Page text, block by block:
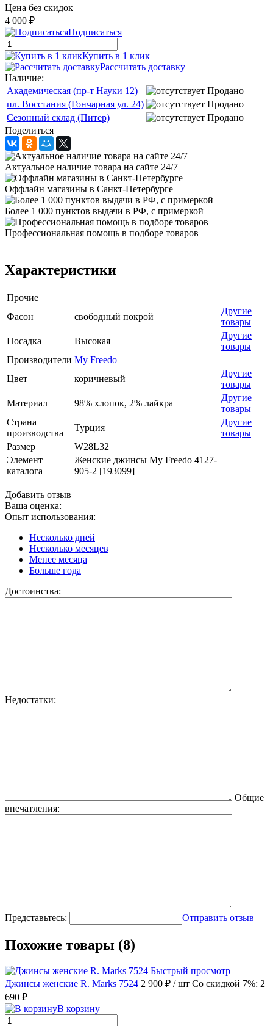
Цена без скидок
4 000 ₽
Подписаться
Купить в 1 клик
Рассчитать доставку
Наличие:
Академическая (пр-т Науки 12)
Продано
пл. Восстания (Гончарная ул. 24)
Продано
Сезонный склад (Питер)
Продано
Поделиться
Актуальное наличие товара на сайте 24/7
Оффлайн магазины в Санкт-Петербурге
Более 1 000 пунктов выдачи в РФ, с примеркой
Профессиональная помощь в подборе товаров
Характеристики
Прочие
Фасон
свободный покрой
Другие
товары
Посадка
Высокая
Другие
товары
Производители My Freedo
Цвет
коричневый
Другие
товары
Материал
98% хлопок, 2% лайкра
Другие
товары
Страна
производства
Турция
Другие
товары
Размер
W28L32
Элемент
каталога
Женские джинсы My Freedo 4127-
905-2 [193099]
Добавить отзыв
Ваша оценка:
Опыт использования:
Несколько дней
Несколько месяцев
Менее месяца
Больше года
Достоинства:
Недостатки:
Общие
впечатления:
Представьтесь: Отправить отзыв
Похожие товары (8)
Быстрый просмотр
Джинсы женские R. Marks 7524 2 900 ₽ / шт Со скидкой 7%: 2
690 ₽
В корзину